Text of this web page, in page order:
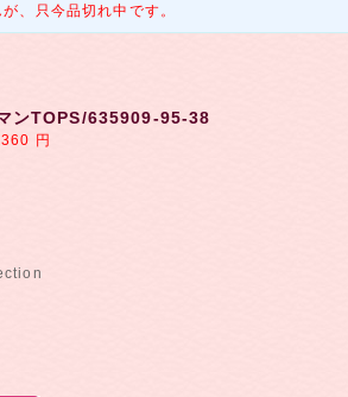
、只今品切れ中です。
ンTOPS/635909-95-38
円